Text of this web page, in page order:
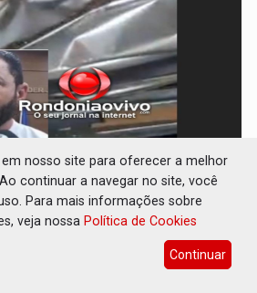
'Xandy Motocross' morre
364
de 2026 às 00:52
de 2025, no município de
nosso site para oferecer a melhor
continuar a navegar no site, você
Para mais informações sobre
veja nossa Política de Cookies
Continuar